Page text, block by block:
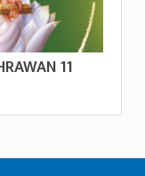
11